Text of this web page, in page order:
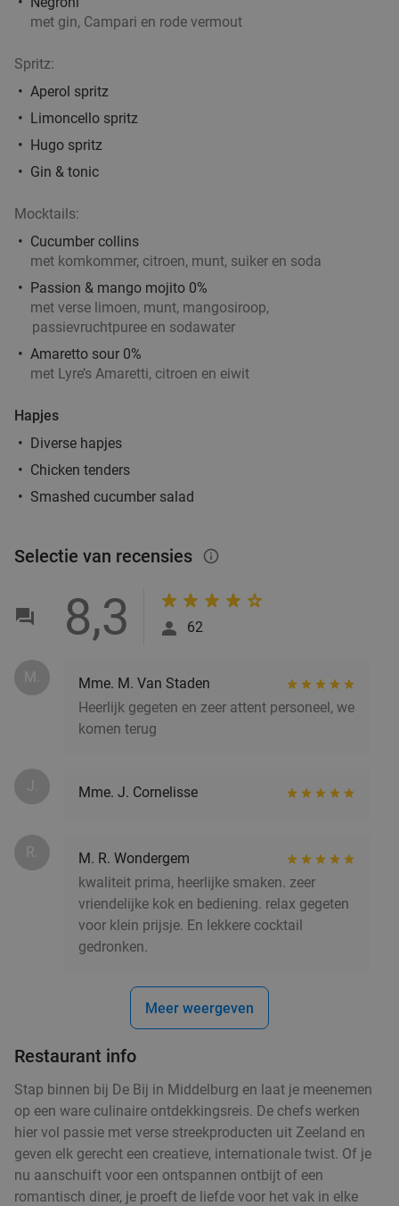
met gin, Campari en rode vermout
Spritz:
Aperol spritz
Limoncello spritz
Hugo spritz
Gin & tonic
Mocktails:
Cucumber collins
met komkommer, citroen, munt, suiker en soda
Passion & mango mojito 0%
met verse limoen, munt, mangosiroop,
passievruchtpuree en sodawater
Amaretto sour 0%
met Lyre’s Amaretti, citroen en eiwit
Hapjes
Diverse hapjes
Chicken tenders
Smashed cucumber salad
Selectie van recensies info_outlined
8,3 62
M.
Mme. M. Van Staden
Heerlijk gegeten en zeer attent personeel, we
komen terug
J. Mme. J. Cornelisse
R.
M. R. Wondergem
kwaliteit prima, heerlijke smaken. zeer
vriendelijke kok en bediening. relax gegeten
voor klein prijsje. En lekkere cocktail
gedronken.
Meer weergeven
Restaurant info
Stap binnen bij De Bij in Middelburg en laat je meenemen
op een ware culinaire ontdekkingsreis. De chefs werken
hier vol passie met verse streekproducten uit Zeeland en
geven elk gerecht een creatieve, internationale twist. Of je
nu aanschuift voor een ontspannen ontbijt of een
romantisch diner, je proeft de liefde voor het vak in elke